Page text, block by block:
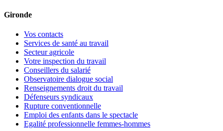
Gironde
Vos contacts
Services de santé au travail
Secteur agricole
Votre inspection du travail
Conseillers du salarié
Observatoire dialogue social
Renseignements droit du travail
Défenseurs syndicaux
Rupture conventionnelle
Emploi des enfants dans le spectacle
Egalité professionnelle femmes-hommes